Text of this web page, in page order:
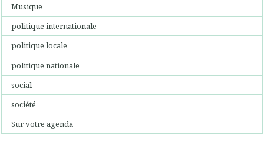
Musique
politique internationale
politique locale
politique nationale
social
société
Sur votre agenda